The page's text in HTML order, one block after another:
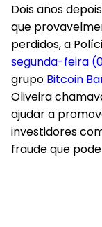
Dois anos
que
perdidos, a
segunda-feira
grupo Bitcoin
Oliveira
ajudar a
investidores
fraude que